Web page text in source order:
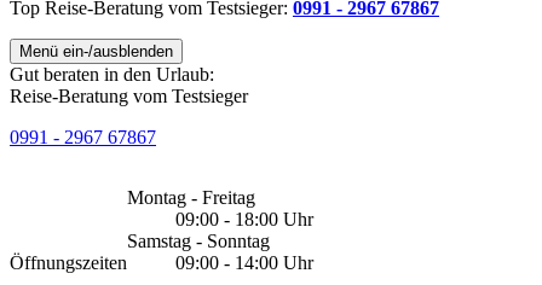
Top Reise-Beratung vom Testsieger: 0991 - 2967 67867
Menü ein-/ausblenden
Gut beraten in den Urlaub:
Reise-Beratung vom Testsieger
0991 - 2967 67867
Öffnungszeiten
Montag - Freitag
09:00 - 18:00 Uhr
Samstag - Sonntag
09:00 - 14:00 Uhr